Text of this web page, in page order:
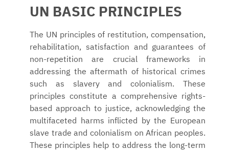
UN BASIC PRINCIPLES
The UN principles of restitution, compensation,
rehabilitation, satisfaction and guarantees of
non-repetition are crucial frameworks in
addressing the aftermath of historical crimes
such as slavery and colonialism. These
principles constitute a comprehensive rights-
based approach to justice, acknowledging the
multifaceted harms inflicted by the European
slave trade and colonialism on African peoples.
These principles help to address the long-term